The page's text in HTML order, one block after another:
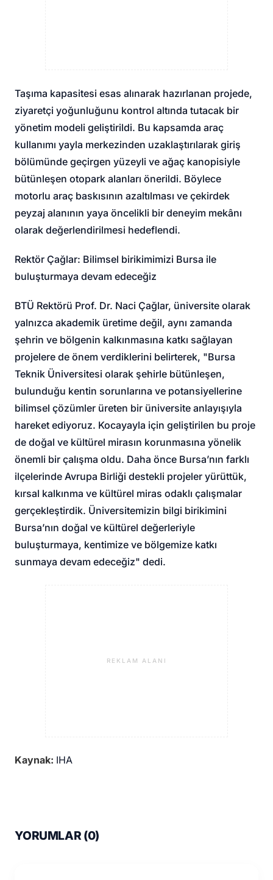
Taşıma kapasitesi esas alınarak hazırlanan projede,
ziyaretçi yoğunluğunu kontrol altında tutacak bir
yönetim modeli geliştirildi. Bu kapsamda araç
kullanımı yayla merkezinden uzaklaştırılarak giriş
bölümünde geçirgen yüzeyli ve ağaç kanopisiyle
bütünleşen otopark alanları önerildi. Böylece
motorlu araç baskısının azaltılması ve çekirdek
peyzaj alanının yaya öncelikli bir deneyim mekânı
olarak değerlendirilmesi hedeflendi.
Rektör Çağlar: Bilimsel birikimimizi Bursa ile
buluşturmaya devam edeceğiz
BTÜ Rektörü Prof. Dr. Naci Çağlar, üniversite olarak
yalnızca akademik üretime değil, aynı zamanda
şehrin ve bölgenin kalkınmasına katkı sağlayan
projelere de önem verdiklerini belirterek, "Bursa
Teknik Üniversitesi olarak şehirle bütünleşen,
bulunduğu kentin sorunlarına ve potansiyellerine
bilimsel çözümler üreten bir üniversite anlayışıyla
hareket ediyoruz. Kocayayla için geliştirilen bu proje
de doğal ve kültürel mirasın korunmasına yönelik
önemli bir çalışma oldu. Daha önce Bursa’nın farklı
ilçelerinde Avrupa Birliği destekli projeler yürüttük,
kırsal kalkınma ve kültürel miras odaklı çalışmalar
gerçekleştirdik. Üniversitemizin bilgi birikimini
Bursa’nın doğal ve kültürel değerleriyle
buluşturmaya, kentimize ve bölgemize katkı
sunmaya devam edeceğiz" dedi.
REKLAM ALANI
Kaynak: IHA
YORUMLAR (0)